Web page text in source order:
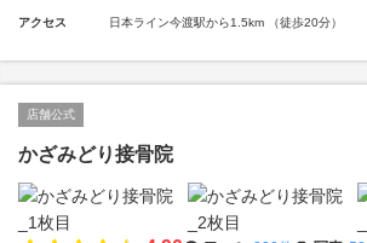
アクセス 日本ライン今渡駅から1.5km （徒歩20分）
店舗公式
かざみどり接骨院